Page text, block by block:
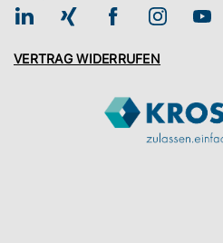
VERTRAG WIDERRUFEN